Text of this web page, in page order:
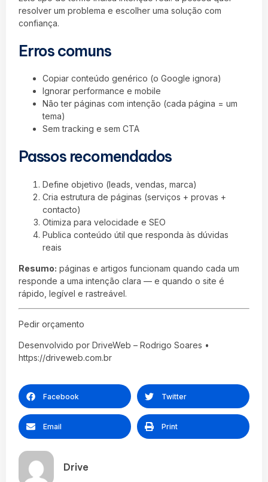
resolver um problema e escolher uma solução com
confiança.
Erros comuns
Copiar conteúdo genérico (o Google ignora)
Ignorar performance e mobile
Não ter páginas com intenção (cada página = um
tema)
Sem tracking e sem CTA
Passos recomendados
Define objetivo (leads, vendas, marca)
Cria estrutura de páginas (serviços + provas +
contacto)
Otimiza para velocidade e SEO
Publica conteúdo útil que responda às dúvidas
reais
Resumo: páginas e artigos funcionam quando cada um
responde a uma intenção clara — e quando o site é
rápido, legível e rastreável.
Pedir orçamento
Desenvolvido por DriveWeb – Rodrigo Soares •
https://driveweb.com.br
Facebook Twitter
Email Print
Drive